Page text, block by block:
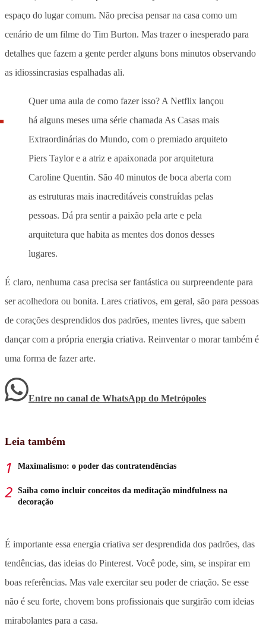
espaço do lugar comum. Não precisa pensar na casa como um
cenário de um filme do Tim Burton. Mas trazer o inesperado para
detalhes que fazem a gente perder alguns bons minutos observando
as idiossincrasias espalhadas ali.
Quer uma aula de como fazer isso? A Netflix lançou
há alguns meses uma série chamada As Casas mais
Extraordinárias do Mundo, com o premiado arquiteto
Piers Taylor e a atriz e apaixonada por arquitetura
Caroline Quentin. São 40 minutos de boca aberta com
as estruturas mais inacreditáveis construídas pelas
pessoas. Dá pra sentir a paixão pela arte e pela
arquitetura que habita as mentes dos donos desses
lugares.
É claro, nenhuma casa precisa ser fantástica ou surpreendente para
ser acolhedora ou bonita. Lares criativos, em geral, são para pessoas
de corações desprendidos dos padrões, mentes livres, que sabem
dançar com a própria energia criativa. Reinventar o morar também é
uma forma de fazer arte.
Entre no canal de WhatsApp do Metrópoles
Leia também
Maximalismo: o poder das contratendências
Saiba como incluir conceitos da meditação mindfulness na
decoração
É importante essa energia criativa ser desprendida dos padrões, das
tendências, das ideias do Pinterest. Você pode, sim, se inspirar em
boas referências. Mas vale exercitar seu poder de criação. Se esse
não é seu forte, chovem bons profissionais que surgirão com ideias
mirabolantes para a casa.